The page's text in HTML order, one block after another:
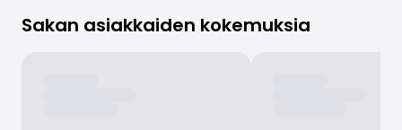
Sakan asiakkaiden kokemuksia